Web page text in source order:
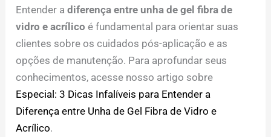
Entender adiferença entre unha de gel fibra de
vidro e acrílico é fundamental para orientar suas
clientes sobre os cuidados pós-aplicação e as
opções de manutenção. Para aprofundar seus
conhecimentos, acesse nosso artigo sobre
Especial: 3 Dicas Infalíveis para Entender a
Diferença entre Unha de Gel Fibra de Vidro e
Acrílico.